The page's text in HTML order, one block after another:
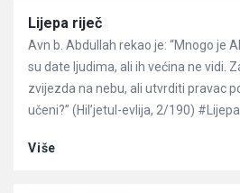
Članci
Lijepa riječ
Avn b. Abdullah rekao je: “Mnogo je
su date ljudima, ali ih većina ne vidi.
zvijezda na nebu, ali utvrditi pravac
učeni?” (Hil’jetul-evlija, 2/190)
Više